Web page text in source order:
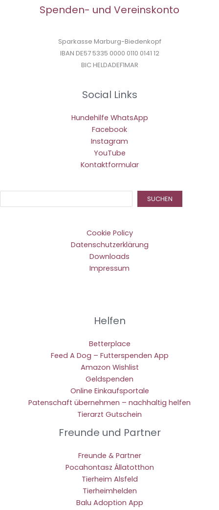
Spenden- und Vereinskonto
Sparkasse Marburg-Biedenkopf
IBAN DE57 5335 0000 0110 0141 12
BIC HELDADEF1MAR
Social Links
Hundehilfe WhatsApp
Facebook
Instagram
YouTube
Kontaktformular
SUCHEN
Cookie Policy
Datenschutzerklärung
Downloads
Impressum
Helfen
Betterplace
Feed A Dog – Futterspenden App
Amazon Wishlist
Geldspenden
Online Einkaufsportale
Patenschaft übernehmen – nachhaltig helfen
Tierarzt Gutschein
Freunde und Partner
Freunde & Partner
Pocahontasz Állatotthon
Tierheim Alsfeld
Tierheimhelden
Balu Adoption App